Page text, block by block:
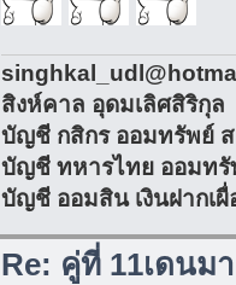
สิงห์คาล อุดมเลิศสิริกุล
บัญชี กสิกร ออมทรัพย์ ส
บัญชี ทหารไทย ออมทรั
บัญชี ออมสิน เงินฝากเ
Re: คู่ที่ 11เดนม